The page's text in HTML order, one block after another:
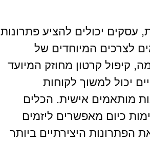
עסקים יכולים להציע פתרונות
לצרכים המיוחדים של
קיפול קרטון מחוזק המיועד
יכול למשוך לקוחות
מותאמים אישית. הכלים
כיום מאפשרים ליזמים
הפתרונות היצירתיים ביותר